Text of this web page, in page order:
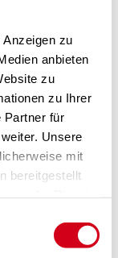
zu
anbieten
zu
zu Ihrer
Partner für
Unsere
mit
bereitgestellt